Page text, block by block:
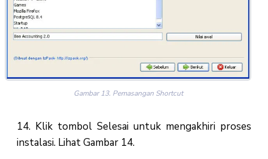
Gambar 13. Pemasangan Shortcut
14. Klik tombol Selesai untuk mengakhiri proses
instalasi. Lihat Gambar 14.